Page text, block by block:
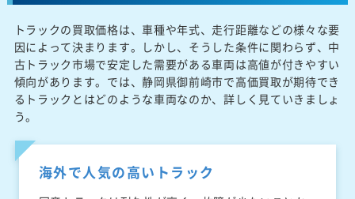
トラックの買取価格は、車種や年式、走行距離などの様々な要
因によって決まります。しかし、そうした条件に関わらず、中
古トラック市場で安定した需要がある車両は高値が付きやすい
傾向があります。では、静岡県御前崎市で高価買取が期待でき
るトラックとはどのような車両なのか、詳しく見ていきましょ
う。
海外で人気の高いトラック